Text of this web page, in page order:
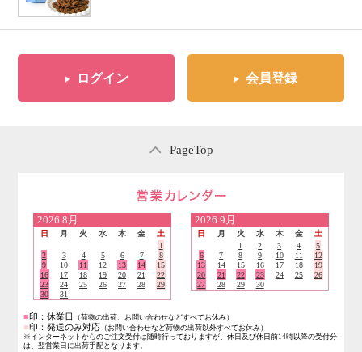
ログイン 会員登録
PageTop
2026 8月
日 月 火 水 木 金
土
1
2
3 4 5 6 7
8
9
10 11 12 13 14
15
16
17 18 19 20 21
22
23
24 25 26 27 28
29
30
31
2026 9月
日 月 火 水 木 金
土
1
2 3 4
5
6
7 8 9 10 11
12
13
14 15 16 17 18
19
20
21 22 23 24 25
26
27
28 29 30
■印：休業日 （荷物の出荷、お問い合わせなどすべてお休み）
■印：発送のみ対応 （お問い合わせなど荷物の出荷以外すべてお休み）
※インターネットからのご注文受付は随時行っておりますが、休日及び休日前14時以降の受付分
は、翌営業日に出荷手配となります。